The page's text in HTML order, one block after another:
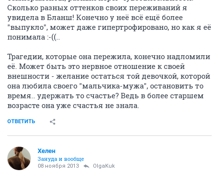
Сколько разных оттенков своих переживаний я
увидела в Бланш! Конечно у неё всё ещё более
"выпукло", может даже гипертрофировано, но как я её
понимала :-((..
Трагедии, которые она пережила, конечно надломили
её. Может быть это нервное отношение к своей
внешности - желание остаться той девочкой, которой
она любила своего "мальчика-мужа", остановить то
время.. удержать то счастье? Ведь в более старшем
возрасте она уже счастья не знала.
ОТВЕТИТЬ
Хелен
Зануда и вообще
08 ноября 2013 OlgaKuk